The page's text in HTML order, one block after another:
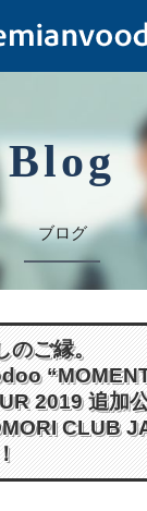
Blog
ブログ
のご縁。
2019 追加
CLUB